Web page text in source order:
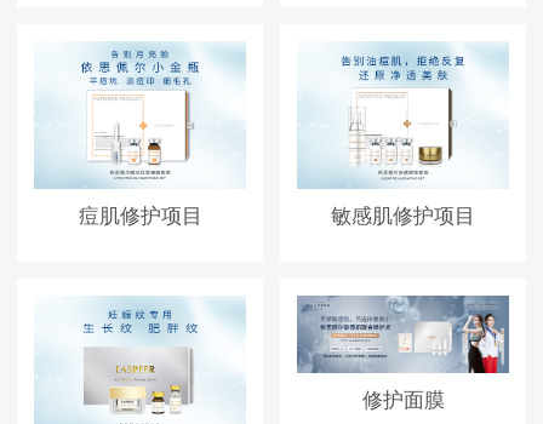
痘肌修护项目 敏感肌修护项目
修护面膜